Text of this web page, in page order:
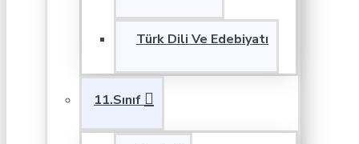
Türk Dili Ve Edebiyatı
11.Sınıf